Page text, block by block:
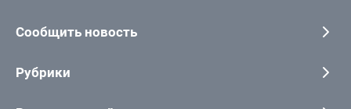
Сообщить новость
Рубрики